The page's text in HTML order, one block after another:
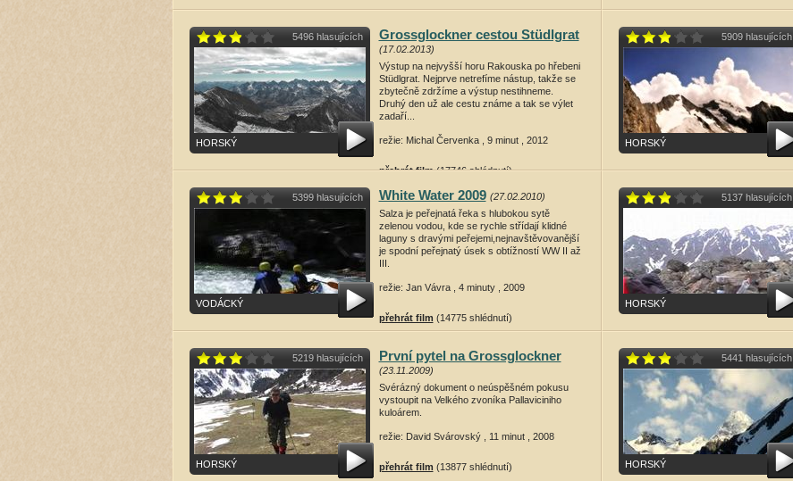
5496 hlasujících
HORSKÝ
Grossglockner cestou Stüdlgrat
(17.02.2013)
Výstup na nejvyšší horu Rakouska po hřebeni
Stüdlgrat. Nejprve netrefíme nástup, takže se
zbytečně zdržíme a výstup nestihneme.
Druhý den už ale cestu známe a tak se výlet
zadaří...
režie: Michal Červenka , 9 minut , 2012
přehrát film (17746 shlédnutí)
5909 hlasujících
HORSKÝ
5399 hlasujících
VODÁCKÝ
White Water 2009 (27.02.2010)
Salza je peřejnatá řeka s hlubokou sytě
zelenou vodou, kde se rychle střídají klidné
laguny s dravými peřejemi,nejnavštěvovanější
je spodní peřejnatý úsek s obtížností WW II až
III.
režie: Jan Vávra , 4 minuty , 2009
přehrát film (14775 shlédnutí)
5137 hlasujících
HORSKÝ
5219 hlasujících
HORSKÝ
První pytel na Grossglockner
(23.11.2009)
Svérázný dokument o neúspěšném pokusu
vystoupit na Velkého zvoníka Pallaviciniho
kuloárem.
režie: David Svárovský , 11 minut , 2008
přehrát film (13877 shlédnutí)
5441 hlasujících
HORSKÝ